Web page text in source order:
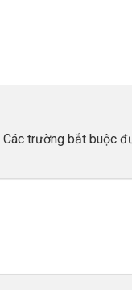
Các trường bắt buộc